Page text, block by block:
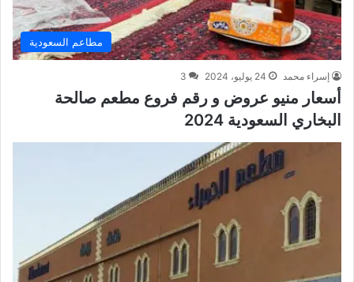
مطاعم السعودية
إسراء محمد 24 يوليو، 2024 3
أسعار منيو عروض و رقم فروع مطعم صالحة
البخاري السعودية 2024